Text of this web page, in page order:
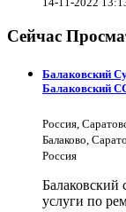
Сейчас
Балаковский
Балаковский
Россия,
Балаково,
Россия
Балаковский
услуги по